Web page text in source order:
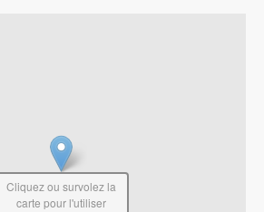
Cliquez ou survolez la
carte pour l'utiliser